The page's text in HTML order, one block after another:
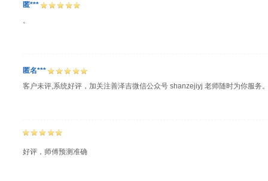
匿***
。
匿名***
客户未评,系统好评，加关注善泽吉微信公众号 shanzejiyj 老师随时为你服务
好评，师傅预测准确